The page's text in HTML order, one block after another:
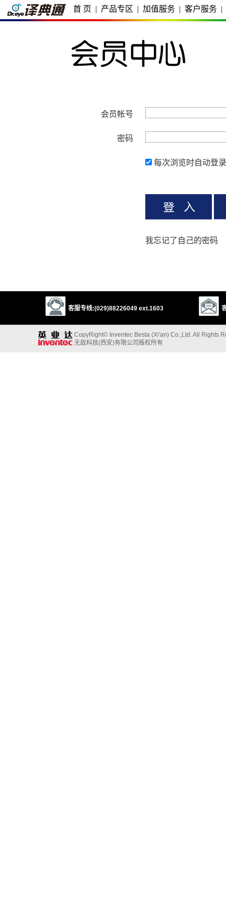
首 页 | 产品专区 | 加值服务 | 客户服务 |
会员帐号
密码
每次浏览时自动登录
我忘记了自己的密码
客服专线:(029)88226049 ext.1603
CopyRight© Inventec Besta (Xi'an) Co.,Ltd. All Rights
无敌科技(西安)有限公司版权所有